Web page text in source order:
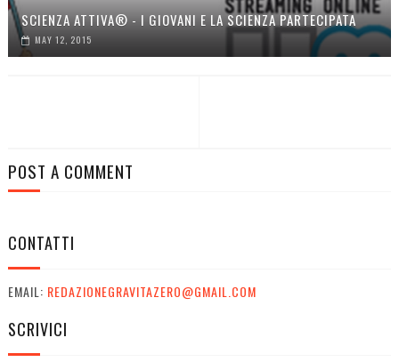
SCIENZA ATTIVA® - I GIOVANI E LA SCIENZA PARTECIPATA
MAY 12, 2015
POST A COMMENT
CONTATTI
EMAIL: REDAZIONEGRAVITAZERO@GMAIL.COM
SCRIVICI